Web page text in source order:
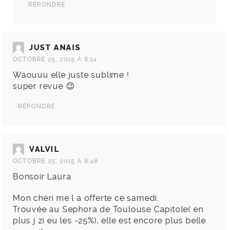
RÉPONDRE
JUST ANAIS
OCTOBRE 25, 2015 À 8:14
Waouuu elle juste sublime !
super revue 😉
RÉPONDRE
VALVIL
OCTOBRE 25, 2015 À 8:48
Bonsoir Laura
Mon chéri me l a offerte ce samedi.
Trouvée au Sephora de Toulouse Capitole( en
plus j zi eu les -25%), elle est encore plus belle